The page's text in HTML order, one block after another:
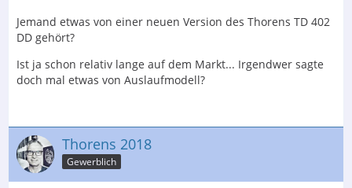
Jemand etwas von einer neuen Version des Thorens TD 402
DD gehört?
Ist ja schon relativ lange auf dem Markt... Irgendwer sagte
doch mal etwas von Auslaufmodell?
Thorens 2018
Gewerblich